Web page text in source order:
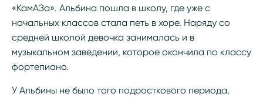
«КамАЗа». Альбина пошла в школу, где уже с
начальных классов стала петь в хоре. Наряду со
средней школой девочка занималась и в
музыкальном заведении, которое окончила по классу
фортепиано.
У Альбины не было того подросткового периода,